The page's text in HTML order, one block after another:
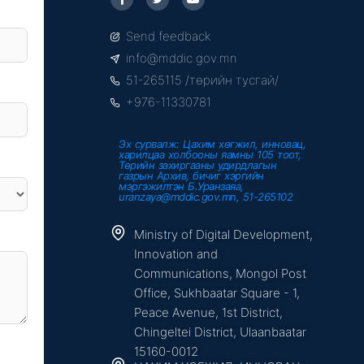
a
c
b
o
w
i
t
r
o
u
u
e
Send feedback
info@mddic.gov.mn
51-265115 /төрийн тусгай/
+976-11330781
Эх сурвалж: Цахим хөгжил, инновац,
харилцаа холбооны яамны 105 тоот,
Төрийн захиргааны удирдлагын
газрын Архив, бичиг хэргийн
мэргэжилтэн Б.Уранзаяа,
uranzaya@mddic.gov.mn, 51-265102
Ministry of Digital Development,
Innovation and
Communications, Mongol Post
Office, Sukhbaatar Square - 1,
Peace Avenue, 1st District,
Chingeltei District, Ulaanbaatar
15160-0012